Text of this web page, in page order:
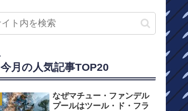
今月の人気記事TOP20
なぜマチュー・ファンデル
プールはツール・ド・フラ